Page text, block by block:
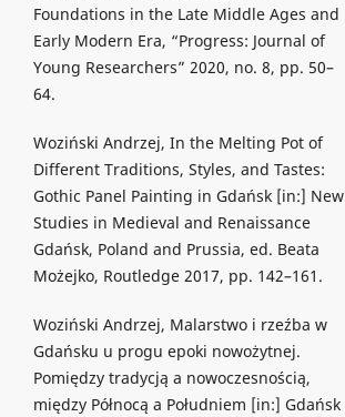
Foundations in the Late Middle Ages and
Early Modern Era, “Progress: Journal of
Young Researchers” 2020, no. 8, pp. 50–
64.
Woziński Andrzej, In the Melting Pot of
Different Traditions, Styles, and Tastes:
Gothic Panel Painting in Gdańsk [in:] New
Studies in Medieval and Renaissance
Gdańsk, Poland and Prussia, ed. Beata
Możejko, Routledge 2017, pp. 142–161.
Woziński Andrzej, Malarstwo i rzeźba w
Gdańsku u progu epoki nowożytnej.
Pomiędzy tradycją a nowoczesnością,
między Północą a Południem [in:] Gdańsk